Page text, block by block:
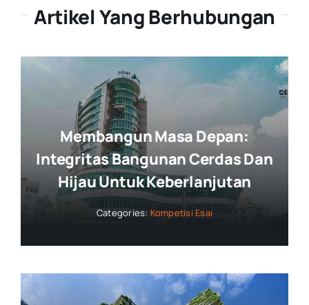
Artikel Yang Berhubungan
Membangun Masa Depan:
Integritas Bangunan Cerdas Dan
Hijau Untuk Keberlanjutan
Categories: Kompetisi Esai